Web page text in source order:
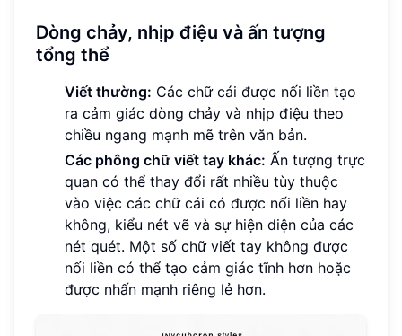
Dòng chảy, nhịp điệu và ấn tượng
tổng thể
Viết thường: Các chữ cái được nối liền tạo
ra cảm giác dòng chảy và nhịp điệu theo
chiều ngang mạnh mẽ trên văn bản.
Các phông chữ viết tay khác: Ấn tượng trực
quan có thể thay đổi rất nhiều tùy thuộc
vào việc các chữ cái có được nối liền hay
không, kiểu nét vẽ và sự hiện diện của các
nét quét. Một số chữ viết tay không được
nối liền có thể tạo cảm giác tĩnh hơn hoặc
được nhấn mạnh riêng lẻ hơn.